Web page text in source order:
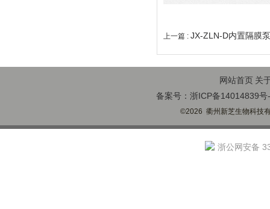
上一篇 : JX-ZLN-D内置隔膜
网站首页 关
备案号：浙ICP备14014839号
©2026 衢州新芝生物科技
浙公网安备